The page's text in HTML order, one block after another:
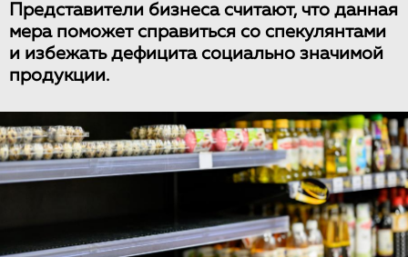
Представители бизнеса считают, что данная
мера поможет справиться со спекулянтами
и избежать дефицита социально значимой
продукции.